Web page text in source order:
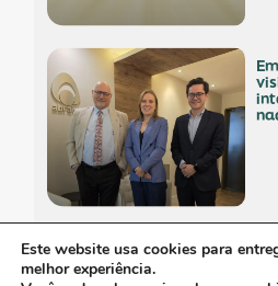
empresa polonesa
os custos invisíveis da
Este website usa cookies para
melhor experiência.